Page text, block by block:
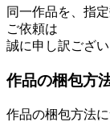
同一作品を、指
ご依頼は
誠に申し訳ござ
作品の梱包方
作品の梱包方法